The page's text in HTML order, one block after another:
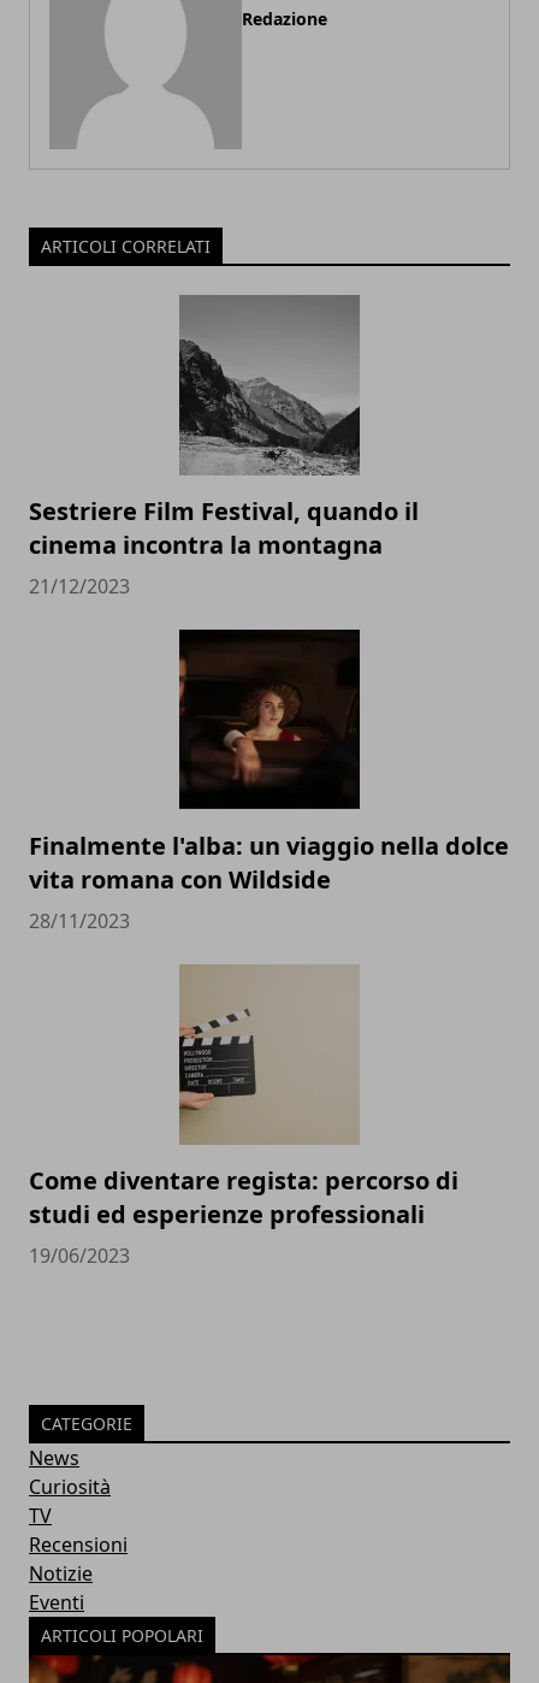
Redazione
ARTICOLI CORRELATI
Sestriere Film Festival, quando il
cinema incontra la montagna
21/12/2023
Finalmente l'alba: un viaggio nella dolce
vita romana con Wildside
28/11/2023
Come diventare regista: percorso di
studi ed esperienze professionali
19/06/2023
CATEGORIE
News
Curiosità
TV
Recensioni
Notizie
Eventi
ARTICOLI POPOLARI